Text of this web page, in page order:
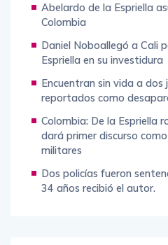
Abelardo de la Espriella
Colombia
Daniel Noboallegó a Cali
Espriella en su investidura
Encuentran sin vida a dos
reportados como
Colombia: De la Espriella
dará primer discurso
militares
Dos policías fueron
34 años recibió el autor.